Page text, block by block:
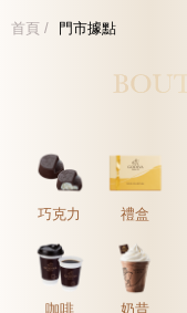
首頁 門市據點
巧克力 禮盒
咖啡 奶昔